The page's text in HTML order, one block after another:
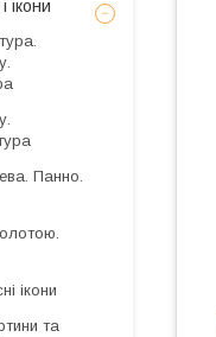
ікони
Панно.
ікони
та